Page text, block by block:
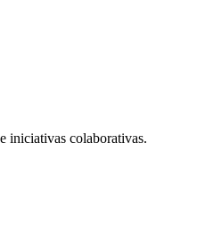
iniciativas colaborativas.